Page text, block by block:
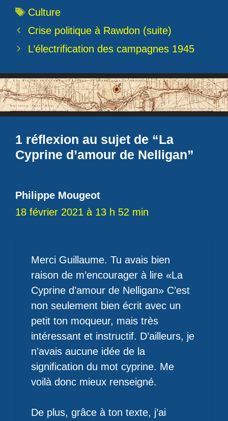
Étiquettes
Culture
Crise politique à Rawdon (suite)
L’électrification des campagnes 1945
1 réflexion au sujet de “La
Cyprine d’amour de Nelligan”
Philippe Mougeot
18 février 2021 à 13 h 52 min
Merci Guillaume. Tu avais bien
raison de m’encourager à lire «La
Cyprine d’amour de Nelligan» C’est
non seulement bien écrit avec un
petit ton moqueur, mais très
intéressant et instructif. D’ailleurs, je
n’avais aucune idée de la
signification du mot cyprine. Me
voilà donc mieux renseigné.
De plus, grâce à ton texte, j’ai